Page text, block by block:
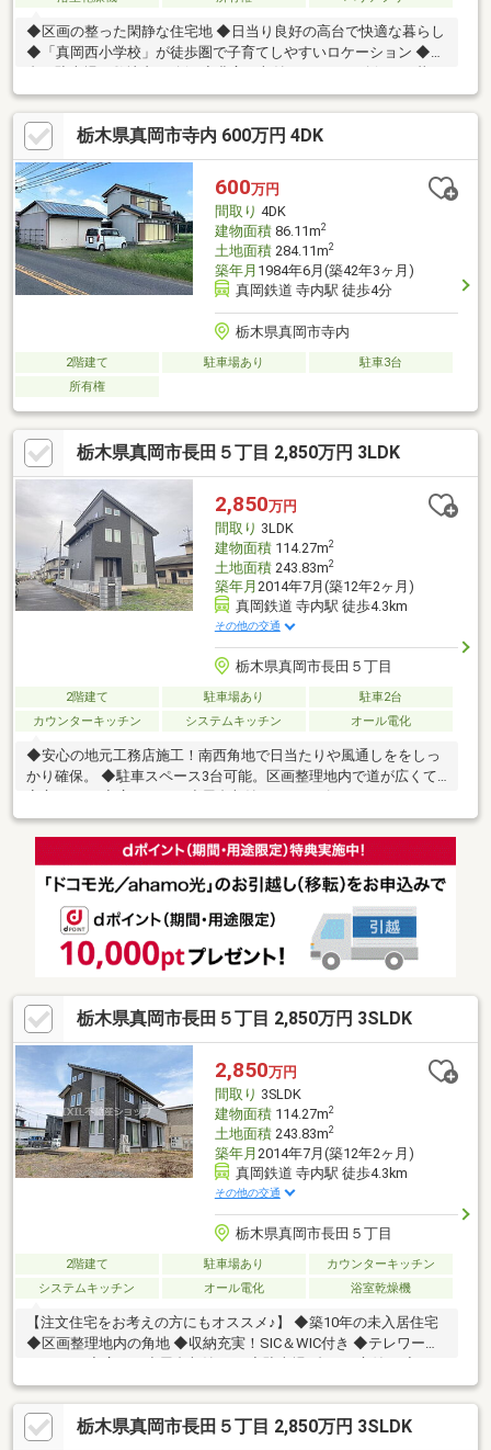
◆区画の整った閑静な住宅地 ◆日当り良好の高台で快適な暮らし
◆「真岡西小学校」が徒歩圏で子育てしやすいロケーション ◆4
しやすい間取り
栃木県真岡市寺内 600万円 4DK
600万円
間取り 4DK
建物面積86.11m2
土地面積284.11m2
築年月 1984年6月(築42年3ヶ月)
真岡鉄道 寺内駅 徒歩4分
栃木県真岡市寺内
2階建て 駐車場あり
駐車3台
所有権
栃木県真岡市長田５丁目 2,850万円 3LDK
2,850万円
間取り 3LDK
建物面積114.27m2
土地面積243.83m2
築年月 2014年7月(築12年2ヶ月)
真岡鉄道 寺内駅 徒歩4.3km
その他の交通
栃木県真岡市長田５丁目
2階建て 駐車場あり
駐車2台
カウンターキッチン
システムキッチン オール電化
◆安心の地元工務店施工！南西角地で日当たりや風通しををしっ
かり確保。 ◆駐車スペース3台可能。区画整理地内で道が広くて
ォークインクローゼット
栃木県真岡市長田５丁目 2,850万円 3SLDK
2,850万円
間取り 3SLDK
建物面積114.27m2
土地面積243.83m2
築年月 2014年7月(築12年2ヶ月)
真岡鉄道 寺内駅 徒歩4.3km
その他の交通
栃木県真岡市長田５丁目
2階建て 駐車場あり
カウンターキッチン
システムキッチン
オール電化 浴室乾燥機
【注文住宅をお考えの方にもオススメ♪】 ◆築10年の未入居住宅
◆区画整理地内の角地 ◆収納充実！SIC＆WIC付き ◆テレワーク
スペース ◆広めの小屋裏収納あり ◆駐車場3台可・庭付き ◆オー
ル電化
栃木県真岡市長田５丁目 2,850万円 3SLDK